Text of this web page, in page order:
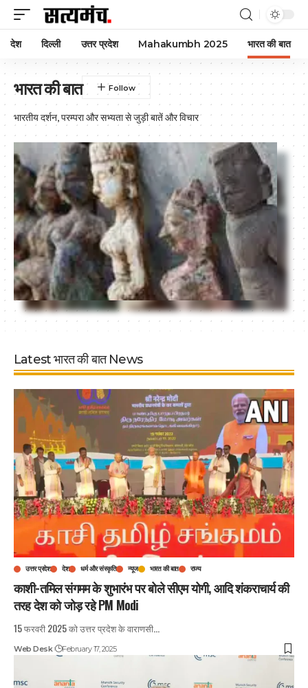
देश दिल्ली उत्तर प्रदेश Mahakumbh 2025 भारत की बात
भारत की बात
भारतीय दर्शन, परम्परा और सभ्यता से जुड़ी बातें और विचार
Latest भारत की बात News
उत्तर प्रदेश देश धर्म और संस्कृति न्यूज भारत की बात राज्य
काशी-तमिल संगमम के शुभारंभ पर बोले सीएम योगी, आदि शंकराचार्य की
तरह देश को जोड़ रहे PM Modi
15 फरवरी 2025 को उत्तर प्रदेश के वाराणसी…
Web Desk February 17, 2025